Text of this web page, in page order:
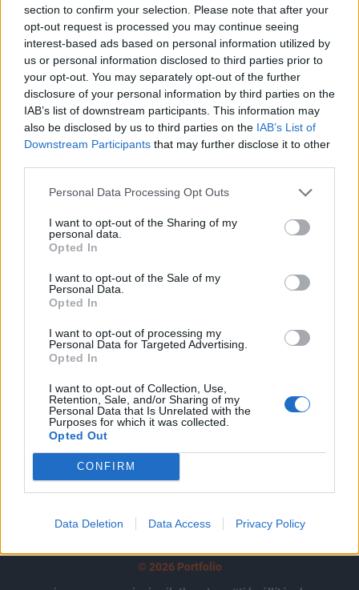
section to confirm your selection. Please note that after your
opt-out request is processed you may continue seeing
interest-based ads based on personal information utilized by
us or personal information disclosed to third parties prior to
your opt-out. You may separately opt-out of the further
disclosure of your personal information by third parties on the
IAB’s list of downstream participants. This information may
also be disclosed by us to third parties on the IAB’s List of
Downstream Participants that may further disclose it to other
Personal Data Processing Opt Outs
I want to opt-out of the Sharing of my
personal data.
Opted In
I want to opt-out of the Sale of my
Personal Data.
Opted In
I want to opt-out of processing my
Personal Data for Targeted Advertising.
Opted In
I want to opt-out of Collection, Use,
Retention, Sale, and/or Sharing of my
Personal Data that Is Unrelated with the
Purposes for which it was collected.
Opted Out
CONFIRM
Data Deletion Data Access Privacy Policy
A koronavírus-vakcinájáról közismertté váltó gyártó új,
vénás oltóanyagként beadható gyógyszere sikeresnek
bizonyult a túlélési esélyek javításában a kezdeti és
közepesen előrehaladott stádiumú kissejtes tüdőrákban
(SCLC) szenvedő betegeknél. Ez a betegség különösen
agresszív formája. Suresh Senan, a vizsgálatot vezető
kutató áttörésként értékelte...
KEDVES OLVASÓNK!
tartozik, melynek olvasása előfizetéses
regisztrációhoz kötött.
Az előfizetés a következőket tartalmazza:
Portfolio.hu teljes cikkarchívum
kötéslistái
Előfizetés
MÁR ELŐFIZETŐNK VAGY?
© 2026 Portfolio